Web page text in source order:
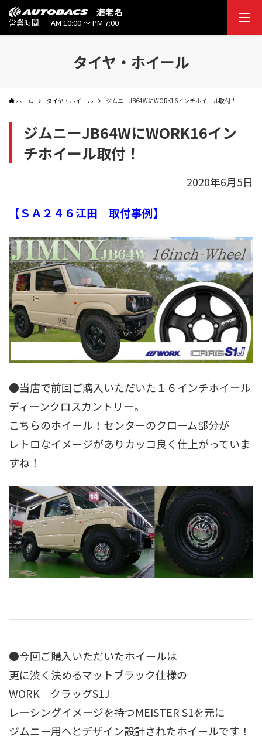
海老名
営業時間 AM 10:00 ～ PM 7:00
タイヤ・ホイール
ホーム タイヤ・ホイール ジムニーJB64WにWORK16インチホイール取付！
ジムニーJB64WにWORK16イン
チホイール取付！
2020年6月5日
【ＳＡ２４６江田 取付事例】
●当店で前回ご購入いただいた１６インチホイール
ディーンクロスカントリー。
こちらのホイール！センターのクローム部分が
レトロなイメージがありカッコ良く仕上がっていま
すね！
●今回ご購入いただいたホイールは
更に渋く決めるマットブラック仕様の
WORK クラッグS1J
レーシングイメージを持つMEISTER S1を元に
ジムニー用へとデザイン設計されたホイールです！